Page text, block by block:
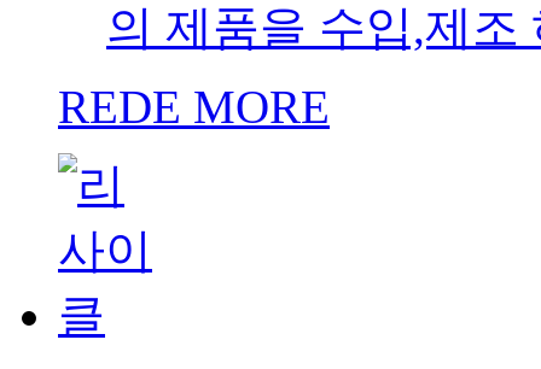
Nano Dispersion
핵심기술개발 및 설
의 고유기술을 보유
켜드리기 위해 끊임